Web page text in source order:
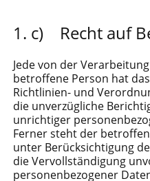
c) Recht auf
Jede von der
betroffene Person hat
Richtlinien- und
die unverzügliche
unrichtiger
Ferner steht der
unter Berücksichtigung
die Vervollständigung
personenbezogener